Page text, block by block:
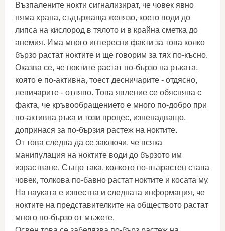
Възпалените нокти сигнализират, че човек явно
няма храна, съдържаща желязо, което води до
липса на кислород в тялото и в крайна сметка до
анемия. Има много интересни факти за това колко
бързо растат ноктите и ще говорим за тях по-късно.
Оказва се, че ноктите растат по-бързо на ръката,
която е по-активна, тоест десничарите - отдясно,
левичарите - отляво. Това явление се обяснява с
факта, че кръвообращението е много по-добро при
по-активна ръка и този процес, изненадващо,
допринася за по-бързия растеж на ноктите.
От това следва да се заключи, че всяка
манипулация на ноктите води до бързото им
израстване. Също така, колкото по-възрастен става
човек, толкова по-бавно растат ноктите и косата му.
На науката е известна и следната информация, че
ноктите на представителките на обществото растат
много по-бързо от мъжете.